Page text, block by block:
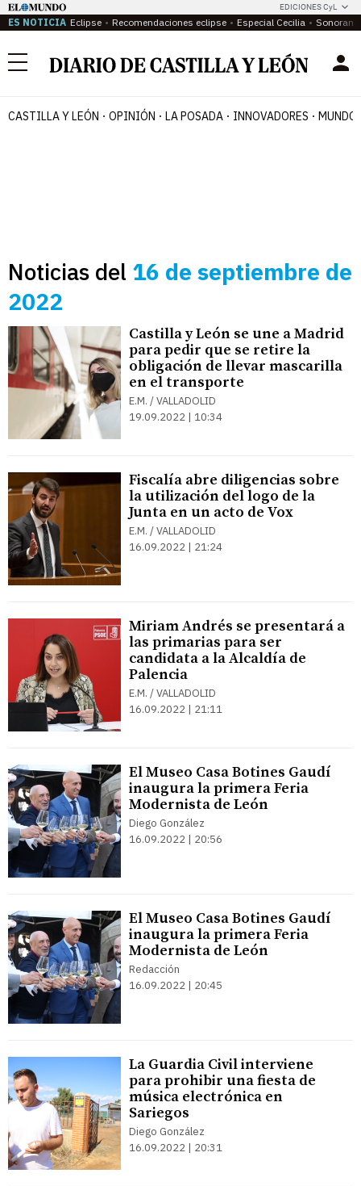
EDICIONES CyL
ES NOTICIA Eclipse Recomendaciones eclipse Especial Cecilia
Menú
CASTILLA Y LEÓN OPINIÓN LA POSADA INNOVADORES MUNDO
Noticias del 16 de septiembre de
2022
Castilla y León se une a Madrid
para pedir que se retire la
obligación de llevar mascarilla
en el transporte
E.M. / VALLADOLID
19.09.2022 | 10:34
Fiscalía abre diligencias sobre
la utilización del logo de la
Junta en un acto de Vox
E.M. / VALLADOLID
16.09.2022 | 21:24
Miriam Andrés se presentará a
las primarias para ser
candidata a la Alcaldía de
Palencia
E.M. / VALLADOLID
16.09.2022 | 21:11
El Museo Casa Botines Gaudí
inaugura la primera Feria
Modernista de León
Diego González
16.09.2022 | 20:56
El Museo Casa Botines Gaudí
inaugura la primera Feria
Modernista de León
Redacción
16.09.2022 | 20:45
La Guardia Civil interviene
para prohibir una fiesta de
música electrónica en
Sariegos
Diego González
16.09.2022 | 20:31